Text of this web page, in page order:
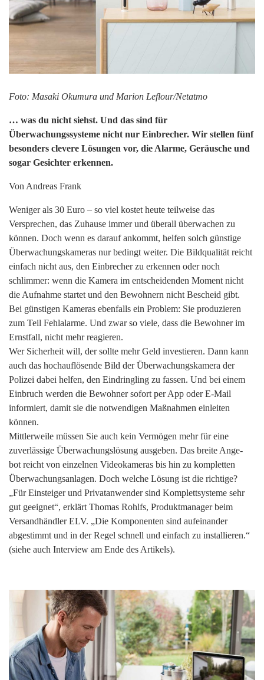
Foto: Masaki Okumura und Marion Leflour/Netatmo
… was du nicht siehst. Und das sind für
Überwachungssysteme nicht nur Einbrecher. Wir stellen fünf
besonders clevere Lösungen vor, die Alarme, Geräusche und
sogar Gesichter erkennen.
Von Andreas Frank
Weniger als 30 Euro – so viel kostet heute teilweise das
Versprechen, das Zuhause immer und überall überwachen zu
können. Doch wenn es darauf ankommt, helfen solch günstige
Überwachungskameras nur bedingt weiter. Die Bildqualität reicht
einfach nicht aus, den Einbrecher zu erkennen oder noch
schlimmer: wenn die Kamera im entscheidenden Moment nicht
die Aufnahme startet und den Bewohnern nicht Bescheid gibt.
Bei günstigen Kameras ebenfalls ein Problem: Sie produzieren
zum Teil Fehlalarme. Und zwar so viele, dass die Bewohner im
Ernstfall, nicht mehr reagieren.
Wer Sicherheit will, der sollte mehr Geld investieren. Dann kann
auch das hochauflösende Bild der Überwachungskamera der
Polizei dabei helfen, den Eindringling zu fassen. Und bei einem
Einbruch werden die Bewohner sofort per App oder E-Mail
informiert, damit sie die notwendigen Maßnahmen einleiten
können.
Mittlerweile müssen Sie auch kein Vermögen mehr für eine
zuverlässige Überwachungslösung ausgeben. Das breite Ange-
bot reicht von einzelnen Videokameras bis hin zu kompletten
Überwachungsanlagen. Doch welche Lösung ist die richtige?
„Für Einsteiger und Privatanwender sind Komplettsysteme sehr
gut geeignet“, erklärt Thomas Rohlfs, Produktmanager beim
Versandhändler ELV. „Die Komponenten sind aufeinander
abgestimmt und in der Regel schnell und einfach zu installieren.“
(siehe auch Interview am Ende des Artikels).